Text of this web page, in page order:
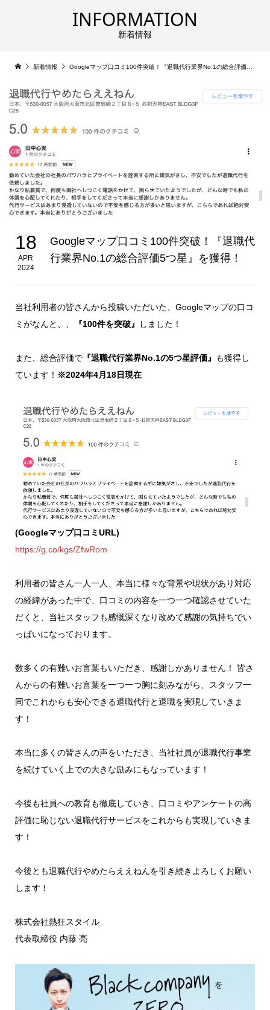
INFORMATION
新着情報
新着情報 Googleマップ口コミ100件突破！『退職代行業界No.1の総合評価5つ星』を獲得！
18
APR
2024
Googleマップ口コミ100件突破！『退職代
行業界No.1の総合評価5つ星』を獲得！
当社利用者の皆さんから投稿いただいた、Googleマップの口コ
ミがなんと、、
『100件を突破』 しました！
また、総合評価で『退職代行業界No.1の5つ星評価』
も獲得し
ています！ ※2024年4月18日現在
(Googleマップ口コミURL)
https://g.co/kgs/ZfwRom
利用者の皆さん一人一人、本当に様々な背景や現状があり対応
の経緯があった中で、口コミの内容を一つ一つ確認させていた
だくと、当社スタッフも感慨深くなり改めて感謝の気持ちでい
っぱいになっております。
数多くの有難いお言葉もいただき、感謝しかありません！ 皆さ
んからの有難いお言葉を一つ一つ胸に刻みながら、スタッフ一
同でこれからも安心できる退職代行と退職を実現していきま
す！
本当に多くの皆さんの声をいただき、当社社員が退職代行事業
を続けていく上での大きな励みにもなっています！
今後も社員への教育も徹底していき、口コミやアンケートの高
評価に恥じない退職代行サービスをこれからも実現していきま
す！
今後とも退職代行やめたらええねんを引き続きよろしくお願い
します！
株式会社熱狂スタイル
代表取締役 内藤 亮